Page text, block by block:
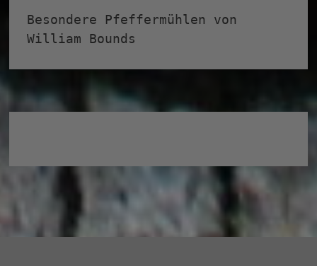
Besondere Pfeffermühlen von
William Bounds